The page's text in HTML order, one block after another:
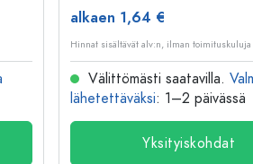
alkaen 1,64 €
Hinnat sisältävät alv:n, ilman toimituskuluja
Välittömästi saatavilla.
lähetettäväksi: 1–2 päivässä
Yksityiskohdat